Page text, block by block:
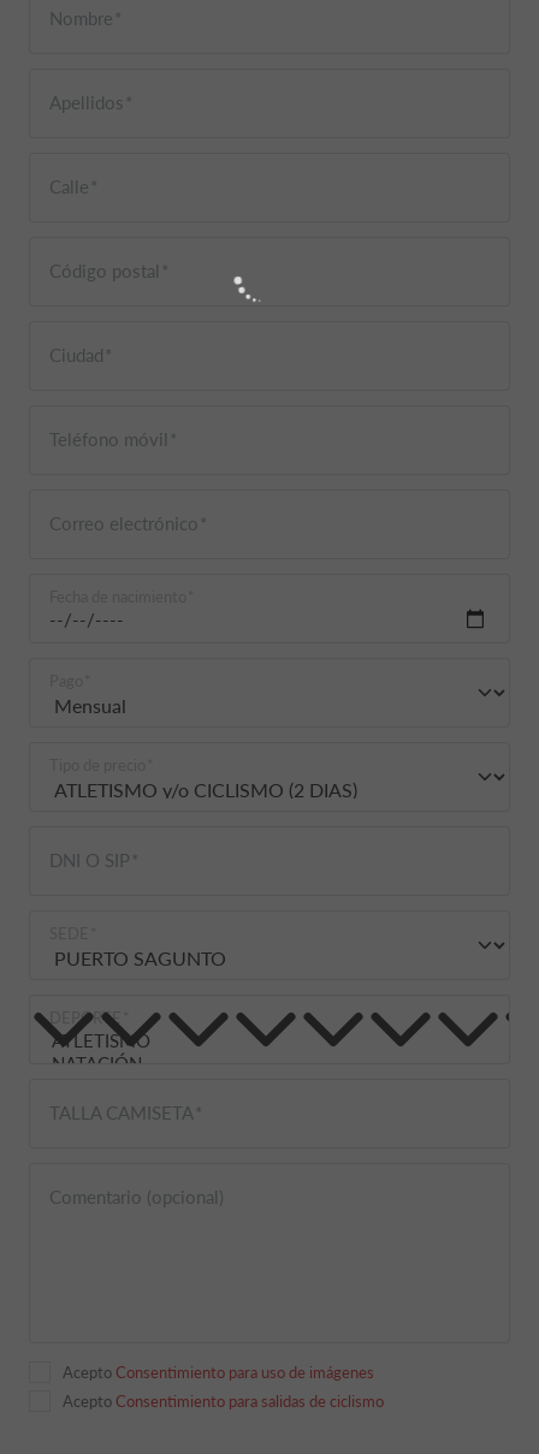
Nombre
Apellidos
Calle
Código postal
Ciudad
Teléfono móvil
Correo electrónico
DNI O SIP
DEPORTE
TALLA CAMISETA
Comentario (opcional)
Acepto Consentimiento para uso de imágenes
Acepto Consentimiento para salidas de ciclismo